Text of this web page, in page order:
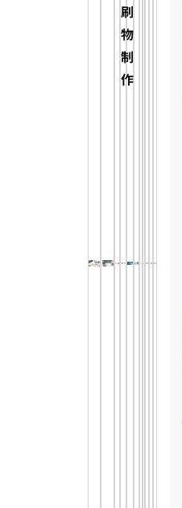
刷
物
制
作